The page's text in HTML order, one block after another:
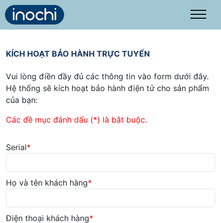
Tra cứu
Kích hoạt
Bảo hành
Hướng dẫn
Liên hệ
KÍCH HOẠT BẢO HÀNH TRỰC TUYẾN
Vui lòng điền đầy đủ các thông tin vào form dưới đây.
Hệ thống sẽ kích hoạt bảo hành điện tử cho sản phẩm
của bạn:
Các đề mục đánh dấu (*) là bắt buộc.
Serial*
Họ và tên khách hàng*
Điện thoại khách hàng*